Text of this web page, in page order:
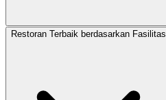
Restoran Terbaik berdasarkan Fasilitas